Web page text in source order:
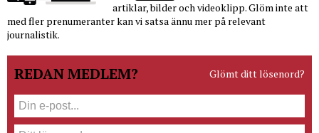
artiklar, bilder och videoklipp. Glöm inte att
med fler prenumeranter kan vi satsa ännu mer på relevant
journalistik.
REDAN MEDLEM? Glömt ditt lösenord?